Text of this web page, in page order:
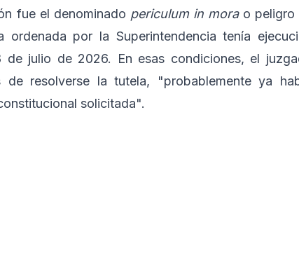
fue el denominado periculum in morao peligro
por la Superintendencia tenía
julio de 2026. En esas condiciones, el
resolverse la tutela, "probablemente ya
solicitada".